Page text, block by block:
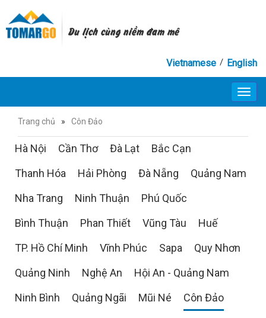
Du lịch cùng niềm đam mê
English
/
Vietnamese
Trang chủ » Côn Đảo
Hà Nội Cần Thơ Đà Lạt
Bắc Cạn
Thanh Hóa
Hải Phòng Đà Nẵng
Quảng Nam
Nha Trang
Ninh Thuận
Phú Quốc
Bình Thuận
Phan Thiết Vũng Tàu
Huế
TP. Hồ Chí Minh
Vĩnh Phúc Sapa
Quy Nhơn
Quảng Ninh
Nghệ An
Hội An - Quảng Nam
Ninh Bình
Quảng Ngãi Mũi Né Côn Đảo